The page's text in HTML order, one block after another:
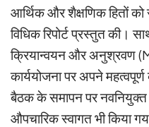
आर्थिक और शैक्षणिक हितों
विधिक रिपोर्ट प्रस्तुत की।
क्रियान्वयन और अनुश्रवण
कार्ययोजना पर अपने महत्वपूर्ण
बैठक के समापन पर नवनियुक्त
औपचारिक स्वागत भी किया